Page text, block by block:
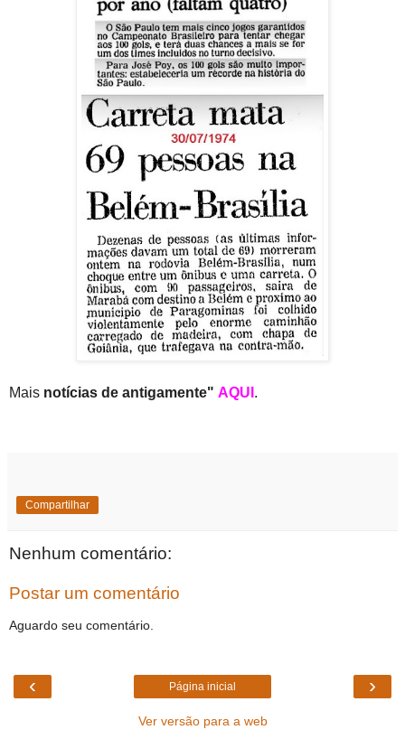
Mais notícias de antigamente" AQUI .
Compartilhar
Nenhum comentário:
Postar um comentário
Aguardo seu comentário.
‹ ›
Página inicial
Ver versão para a web